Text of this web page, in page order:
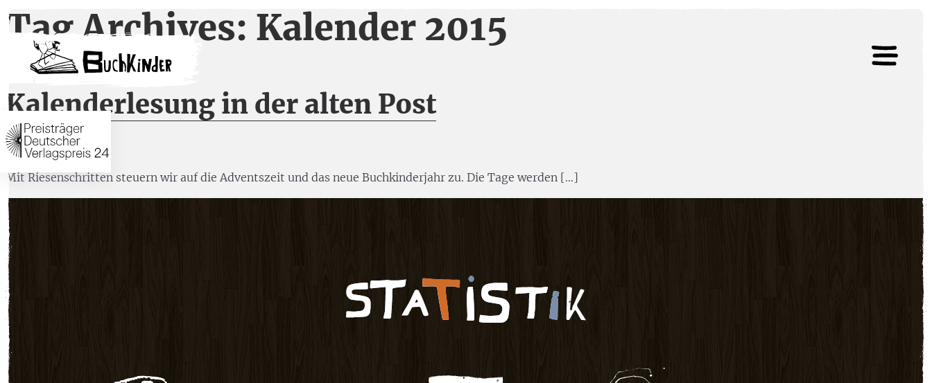
Tag Archives: Kalender 2015
Kalenderlesung in der alten Post
10. November 2014
Mit Riesenschritten steuern wir auf die Adventszeit und das neue Buchkinderjahr zu. Die Tage werden […]